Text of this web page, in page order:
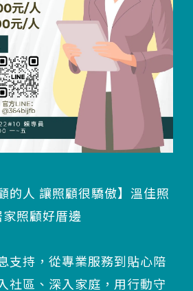
的人 讓照顧很驕傲】溫佳照
照顧好厝邊
支持，從專業服務到貼心陪
社區、深入家庭，用行動守